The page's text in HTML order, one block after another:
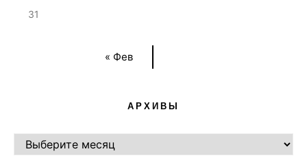
« Фев
31
АРХИВЫ
АРХИВЫ